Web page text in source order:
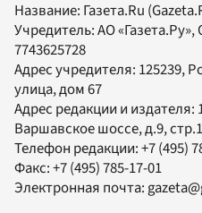
Название: Газета.Ru
Учредитель:АО «Газета.Ру»,
7743625728
Адрес учредителя: 125239,
улица, дом 67
Адрес редакции и издателя:
Варшавское шоссе, д.9, стр.1
Телефон редакции:+7 (495)
Факс:+7 (495) 785-17-01
Электронная почта: